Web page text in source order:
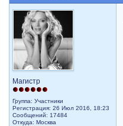
Магистр
Группа: Участники
Регистрация: 26 Июл 2016, 18:23
Сообщений: 17484
Откуда: Москва